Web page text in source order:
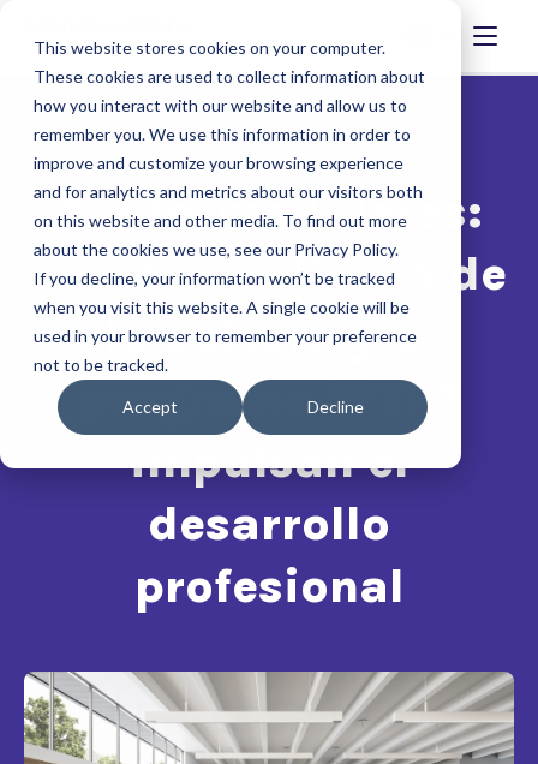
This website stores cookies on your computer.
These cookies are used to collect information about
how you interact with our website and allow us to
remember you. We use this information in order to
improve and customize your browsing experience
and for analytics and metrics about our visitors both
on this website and other media. To find out more
about the cookies we use, see our Privacy Policy.
If you decline, your information won’t be tracked
when you visit this website. A single cookie will be
used in your browser to remember your preference
not to be tracked.
Accept Decline
AIS forma líderes:
cómo el rediseño de
la cultura y el
programa WTFP
impulsan el
desarrollo
profesional